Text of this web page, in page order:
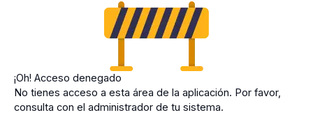
¡Oh! Acceso denegado
No tienes acceso a esta área de la aplicación. Por favor,
consulta con el administrador de tu sistema.